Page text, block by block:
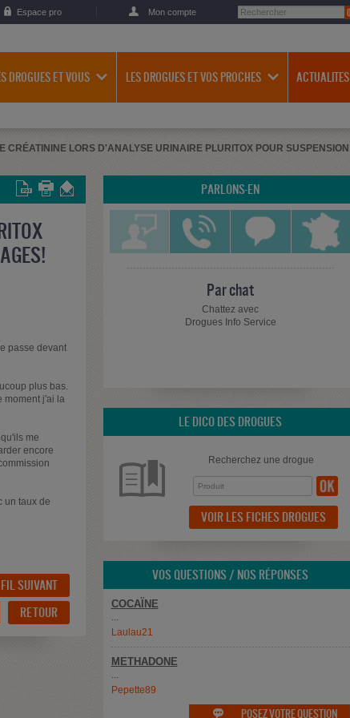
Espace pro Mon compte
DROGUES ET VOUS LES DROGUES ET VOS PROCHES ACTUALITES
CRÉATININE LORS D'ANALYSE URINAIRE PLURITOX POUR SUSPENSION
passe devant
plus bas.
moment j'ai la
me
encore
un taux de
FIL SUIVANT
RETOUR
PARLONS-EN
Par chat
Chattez avec
Drogues Info Service
LE DICO DES DROGUES
Recherchez une drogue
VOIR LES FICHES DROGUES
VOS QUESTIONS / NOS RÉPONSES
COCAÏNE
Laulau21
METHADONE
Pepette89
 POSEZ VOTRE QUESTION